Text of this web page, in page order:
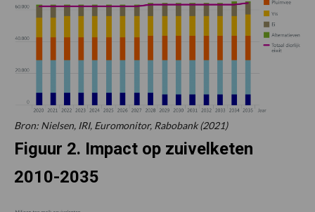
Bron: Nielsen, IRI, Euromonitor, Rabobank (2021)
Figuur 2. Impact op zuivelketen
2010-2035